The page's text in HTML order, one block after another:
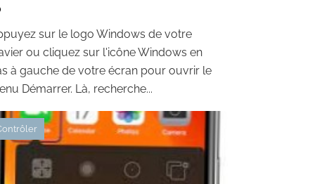
sur le logo Windows de votre
ou cliquez sur l'icône Windows en
à gauche de votre écran pour ouvrir le
Démarrer. Là, recherche...